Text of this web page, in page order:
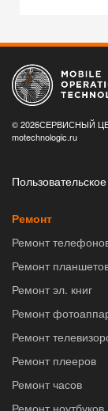
© 2026СЕРВИСНЫЙ
motechnologic.ru
Ремонт
Ремонт
Ремонт
Ремонт эл. книг
Ремонт
Ремонт
Ремонт плееров
Ремонт часов
Ремонт ноутбуков